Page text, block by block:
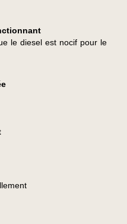
le diesel est nocif pour le